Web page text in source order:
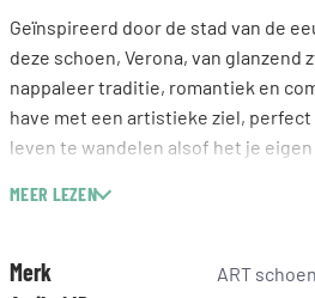
Geïnspireerd door de stad van de
deze schoen, Verona, van
nappaleer traditie, romantiek en
have met een artistieke ziel,
leven te wandelen alsof het je eigen
Hakhoogte (mm): 60
Voering: Microvezel
MEER LEZEN
Merk ART